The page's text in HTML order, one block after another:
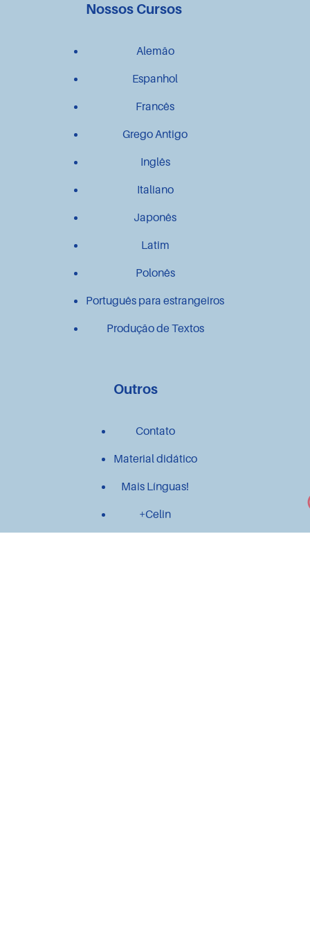
Nossos Cursos
Alemão
Espanhol
Francês
Grego Antigo
Inglês
Italiano
Japonês
Latim
Polonês
Português para estrangeiros
Produção de Textos
Outros
Contato
Material didático
Mais Línguas!
+Celin